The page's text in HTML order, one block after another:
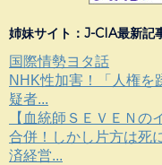
姉妹サイト：J-CIA最新記
国際情勢ヨタ話
NHK性加害！「人権を
疑者...
【血統師ＳＥＶＥＮの
合併！しかし片方は死
済経営...